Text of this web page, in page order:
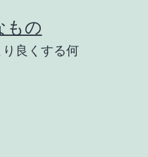
もの
良くする何